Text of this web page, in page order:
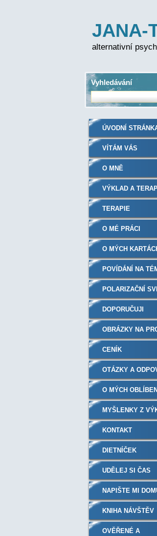
JANA-
alternativní
ÚVODNÍ
VÍTÁM VÁS
O MNĚ
VÝKLAD A
TERAPIE
O MÉ PRÁCI
O MÝCH
POVÍDÁNÍ NA
POLARIZAČNÍ
BIOPTRON
DOPORUČUJI
OBRÁZKY NA
CENÍK
OTÁZKY A
O MÝCH
KNIHÁCH
MYŠLENKY Z
KONTAKT
DIETNÍČEK
UDĚLEJ SI ČAS
NAPIŠTE MI
KNIHA NÁVŠTĚV
OVĚŘENÉ A
Vyhledávání